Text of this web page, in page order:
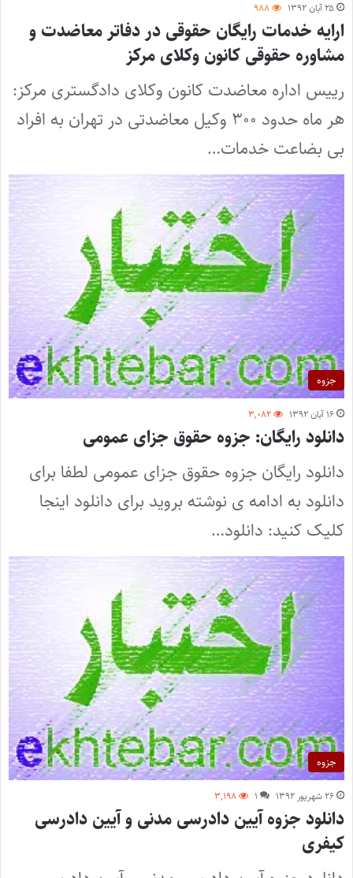
۲۵ آبان ۱۳۹۲ ۹۸۸
ارایه خدمات رایگان حقوقی در دفاتر معاضدت و
مشاوره حقوقی کانون وکلای مرکز
رییس اداره معاضدت کانون وکلای دادگستری مرکز:
هر ماه حدود ۳۰۰ وکیل معاضدتی در تهران به افراد
بی بضاعت خدمات…
جزوه
۱۶ آبان ۱۳۹۲ ۳,۰۸۲
دانلود رایگان: جزوه حقوق جزای عمومی
دانلود رایگان جزوه حقوق جزای عمومی لطفا برای
دانلود به ادامه ی نوشته بروید برای دانلود اینجا
کلیک کنید: دانلود…
جزوه
۲۶ شهریور ۱۳۹۲ ۱ ۳,۱۹۸
دانلود جزوه آیین دادرسی مدنی و آیین دادرسی
کیفری